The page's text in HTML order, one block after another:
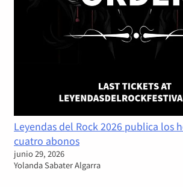
Leyendas del Rock 2026 publica los
cuatro abonos
junio 29, 2026
Yolanda Sabater Algarra